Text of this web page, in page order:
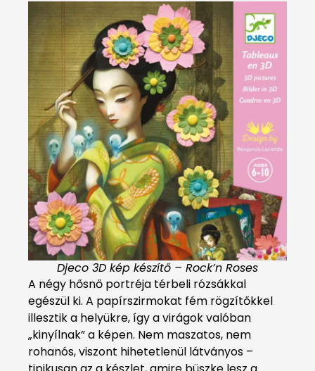
Djeco 3D kép készítő – Rock’n Roses
A négy hősnő portréja térbeli rózsákkal
egészül ki. A papírszirmokat fém rögzítőkkel
illesztik a helyükre, így a virágok valóban
„kinyílnak” a képen. Nem maszatos, nem
rohanós, viszont hihetetlenül látványos –